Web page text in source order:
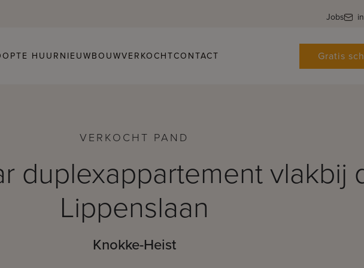
Jobs
TE HUURNIEUWBOUWVERKOCHTCONTACT Gratis
VERKOCHT PAND
duplexappartement vlakbij
Lippenslaan
Knokke-Heist